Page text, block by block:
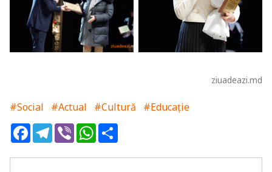
ziuadeazi.md
#Social #Actual #Cultură
#Educație
FacebookTelegram
ViberWhatsApp